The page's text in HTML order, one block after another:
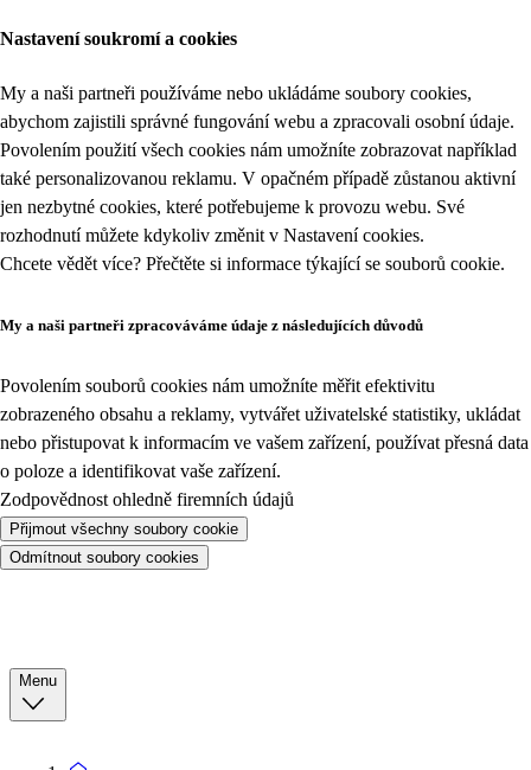
Nastavení soukromí a cookies
My a naši partneři používáme nebo ukládáme soubory cookies,
abychom zajistili správné fungování webu a zpracovali osobní údaje.
Povolením použití všech cookies nám umožníte zobrazovat například
také personalizovanou reklamu. V opačném případě zůstanou aktivní
jen nezbytné cookies, které potřebujeme k provozu webu. Své
rozhodnutí můžete kdykoliv změnit v Nastavení cookies.
Chcete vědět více? Přečtěte si informace týkající se souborů cookie.
My a naši partneři zpracováváme údaje z následujících důvodů
Povolením souborů cookies nám umožníte měřit efektivitu
zobrazeného obsahu a reklamy, vytvářet uživatelské statistiky, ukládat
nebo přistupovat k informacím ve vašem zařízení, používat přesná data
o poloze a identifikovat vaše zařízení.
Zodpovědnost ohledně firemních údajů
Přijmout všechny soubory cookie
Odmítnout soubory cookies
Menu